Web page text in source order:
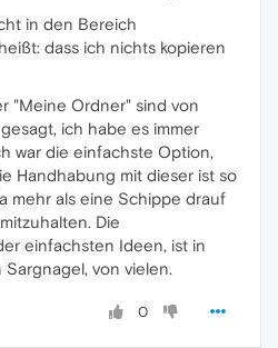
in den Bereich
dass ich nichts kopieren
"Meine Ordner" sind von
ich habe es immer
war die einfachste Option,
Handhabung mit dieser ist so
mehr als eine Schippe drauf
Die
einfachsten Ideen, ist in
von vielen.
0